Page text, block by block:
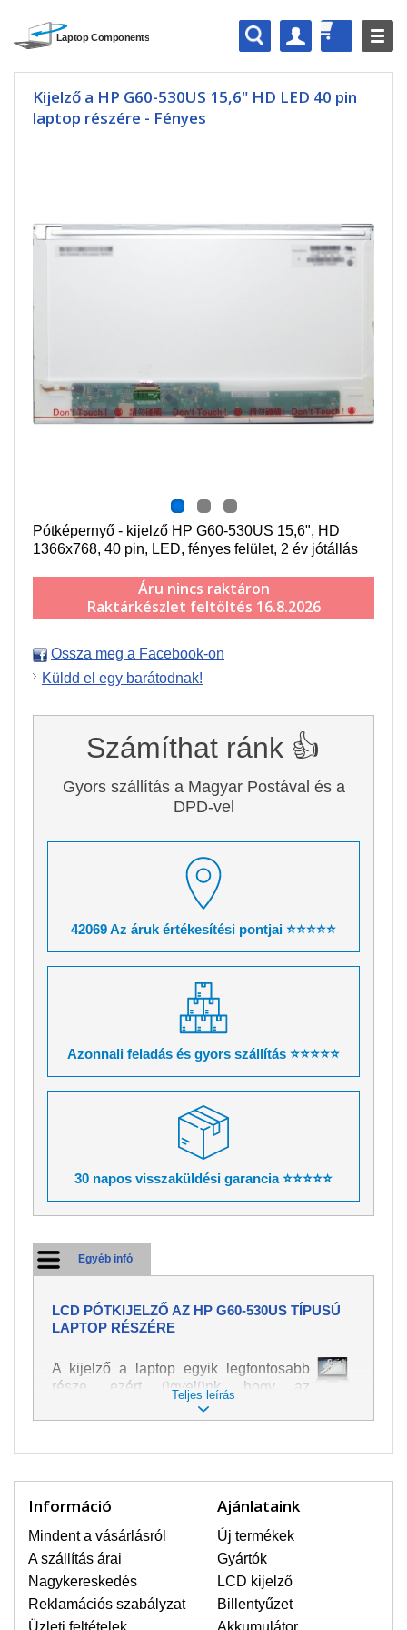
Kijelző a HP G60-530US 15,6" HD LED 40 pin
laptop részére - Fényes
Pótképernyő - kijelző HP G60-530US 15,6", HD
1366x768, 40 pin, LED, fényes felület, 2 év jótállás
Áru nincs raktáron
Raktárkészlet feltöltés 16.8.2026
Ossza meg a Facebook-on
Küldd el egy barátodnak!
Számíthat ránk 👍
Gyors szállítás a Magyar Postával és a
DPD-vel
42069 Az áruk értékesítési pontjai ⭐⭐⭐⭐⭐
Azonnali feladás és gyors szállítás ⭐⭐⭐⭐⭐
30 napos visszaküldési garancia ⭐⭐⭐⭐⭐
Egyéb infó
LCD PÓTKIJELZŐ AZ HP G60-530US TÍPUSÚ
LAPTOP RÉSZÉRE
A kijelző a laptop egyik legfontosabb
része, ezért ügyelünk, hogy az
pótalkatrész a legjobb minőségű
legyen. A kép és szöveg különféle
laptoppal legnagyobb óvatossággal
bekövetkezett sérülések közé a
mechanikai sérüléseket lehet besorolni,
mint pl. széttört vagy megrepedt kijelző.
Továbbá még a függőleges csíkozást,
kijelző sötétségét, villogását vagy
egyenetlen fényességét.
Teljes leírás
Információ
Mindent a vásárlásról
A szállítás árai
Nagykereskedés
Reklamációs szabályzat
Üzleti feltételek
Ajánlataink
Új termékek
Gyártók
LCD kijelző
Billentyűzet
Akkumulátor